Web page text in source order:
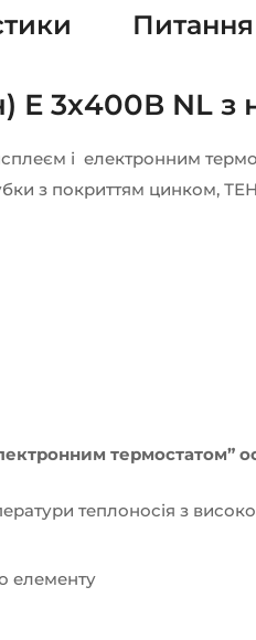
Питання
Е 3х400В NL з
і електронним
з покриттям цинком,
термостатом”
теплоносія з
елементу